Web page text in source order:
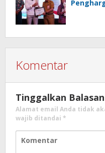
Komentar
Tinggalkan Balasan
Alamat email Anda tidak
wajib ditandai *